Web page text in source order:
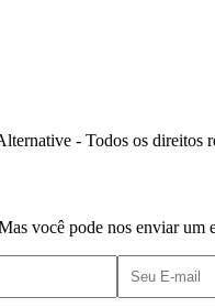
- Todos os direitos
você pode nos enviar